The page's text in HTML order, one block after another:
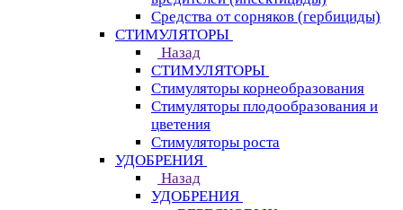
Средства от сорняков (гербициды)
СТИМУЛЯТОРЫ
Назад
СТИМУЛЯТОРЫ
Стимуляторы корнеобразования
Стимуляторы плодообразования и
цветения
Стимуляторы роста
УДОБРЕНИЯ
Назад
УДОБРЕНИЯ